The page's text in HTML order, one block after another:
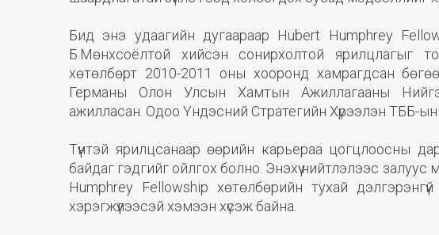
Бид энэ удаагийн дугаараар Hubert Humphrey
Б.Мөнхсоёлтой хийсэн сонирхолтой ярилцлагыг
хөтөлбөрт 2010-2011 оны хооронд хамрагдсан
Германы Олон Улсын Хамтын Ажиллагааны
ажилласан. Одоо Үндэсний Стратегийн Хүрээлэн ТББ-
Түүнтэй ярилцсанаар өөрийн карьераа цогцлоосны
байдаг гэдгийг ойлгох болно. Энэхүү нийтлэлээс залуус
Humphrey Fellowship хөтөлбөрийн тухай
хэрэгжүүлээсэй хэмээн хүсэж байна.